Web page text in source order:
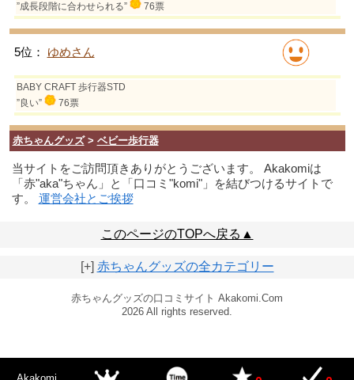
”成長段階に合わせられる”
76票
5位： ゆめさん
BABY CRAFT 歩行器STD
”良い”
76票
赤ちゃんグッズ> ベビー歩行器
当サイトをご訪問頂きありがとうございます。 Akakomiは
「赤"aka"ちゃん」と「口コミ"komi"」を結びつけるサイトで
す。 運営会社とご挨拶
このページのTOPへ戻る▲
[+] 赤ちゃんグッズの全カテゴリー
赤ちゃんグッズの口コミサイト Akakomi.Com
2026 All rights reserved.